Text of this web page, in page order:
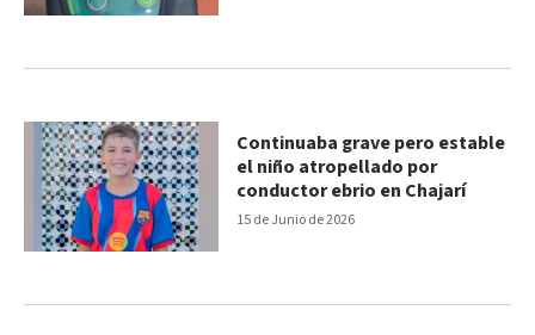
15 de Junio de 2026
Continuaba grave pero estable
el niño atropellado por
conductor ebrio en Chajarí